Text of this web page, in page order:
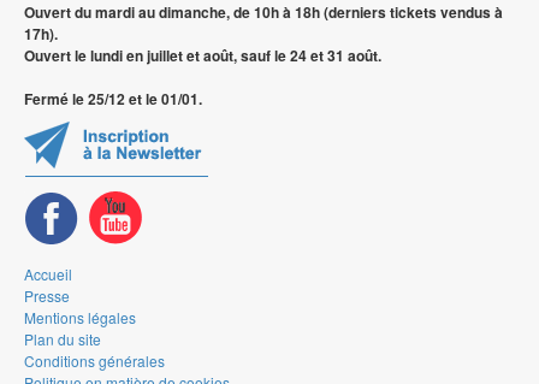
Ouvert du mardi au dimanche, de 10h à 18h (derniers tickets vendus à
17h).
Ouvert le lundi en juillet et août, sauf le 24 et 31 août.
Fermé le 25/12 et le 01/01.
Accueil
Presse
Mentions légales
Plan du site
Conditions générales